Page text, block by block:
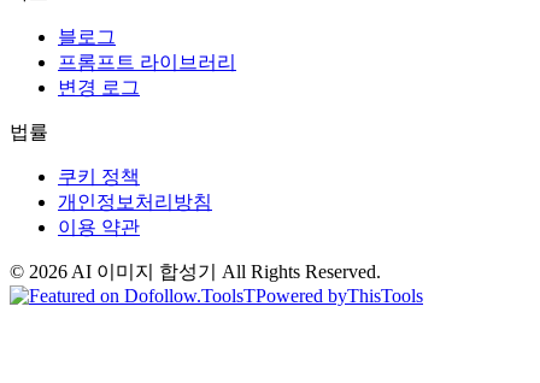
블로그
프롬프트 라이브러리
변경 로그
법률
쿠키 정책
개인정보처리방침
이용 약관
© 2026AI 이미지 합성기
All Rights Reserved.
TPowered byThisTools